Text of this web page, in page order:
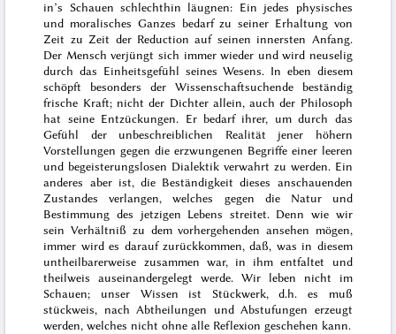
in’s Schauen schlechthin läugnen: Ein jedes physisches
und moralisches Ganzes bedarf zu seiner Erhaltung von
Zeit zu Zeit der Reduction auf seinen innersten Anfang.
Der Mensch verjüngt sich immer wieder und wird neuselig
durch das Einheitsgefühl seines Wesens. In eben diesem
schöpft besonders der Wissenschaftsuchende beständig
frische Kraft; nicht der Dichter allein, auch der Philosoph
hat seine Entzückungen. Er bedarf ihrer, um durch das
Gefühl der unbeschreiblichen Realität jener höhern
Vorstellungen gegen die erzwungenen Begriffe einer leeren
und begeisterungslosen Dialektik verwahrt zu werden. Ein
anderes aber ist, die Beständigkeit dieses anschauenden
Zustandes verlangen, welches gegen die Natur und
Bestimmung des jetzigen Lebens streitet. Denn wie wir
sein Verhältniß zu dem vorhergehenden ansehen mögen,
immer wird es darauf zurückkommen, daß, was in diesem
untheilbarerweise zusammen war, in ihm entfaltet und
theilweis auseinandergelegt werde. Wir leben nicht im
Schauen; unser Wissen ist Stückwerk, d.h.es muß
stückweis, nach Abtheilungen und Abstufungen erzeugt
werden, welches nicht ohne alle Reflexion geschehen kann.